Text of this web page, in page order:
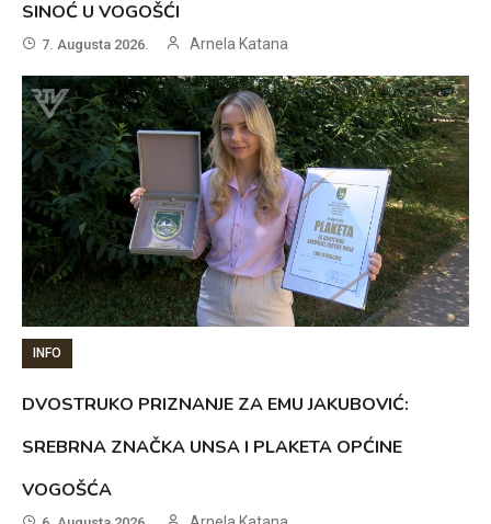
SINOĆ U VOGOŠĆI
7. Augusta 2026. Arnela Katana
INFO
DVOSTRUKO PRIZNANJE ZA EMU JAKUBOVIĆ:
SREBRNA ZNAČKA UNSA I PLAKETA OPĆINE
VOGOŠĆA